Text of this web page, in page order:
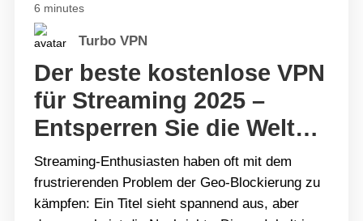
6 minutes
Turbo VPN
Der beste kostenlose VPN
für Streaming 2025 –
Entsperren Sie die Welt
mit Turbo VPN
Streaming-Enthusiasten haben oft mit dem
frustrierenden Problem der Geo-Blockierung zu
kämpfen: Ein Titel sieht spannend aus, aber